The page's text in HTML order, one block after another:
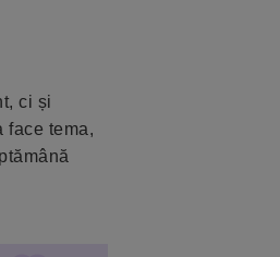
ci și
face tema,